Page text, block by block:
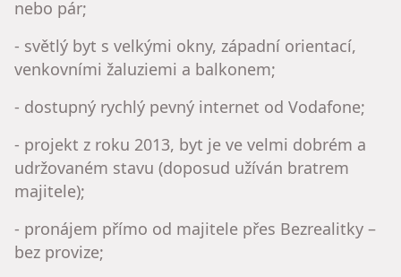
nebo pár;
- světlý byt s velkými okny, západní orientací,
venkovními žaluziemi a balkonem;
- dostupný rychlý pevný internet od Vodafone;
- projekt z roku 2013, byt je ve velmi dobrém a
udržovaném stavu (doposud užíván bratrem
majitele);
- pronájem přímo od majitele přes Bezrealitky –
bez provize;